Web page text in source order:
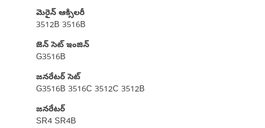
మెరైన్ ఆక్సిలరీ
3512B 3516B
జెన్ సెట్ ఇంజిన్
G3516B
జనరేటర్ సెట్
G3516B 3516C 3512C 3512B
జనరేటర్
SR4 SR4B